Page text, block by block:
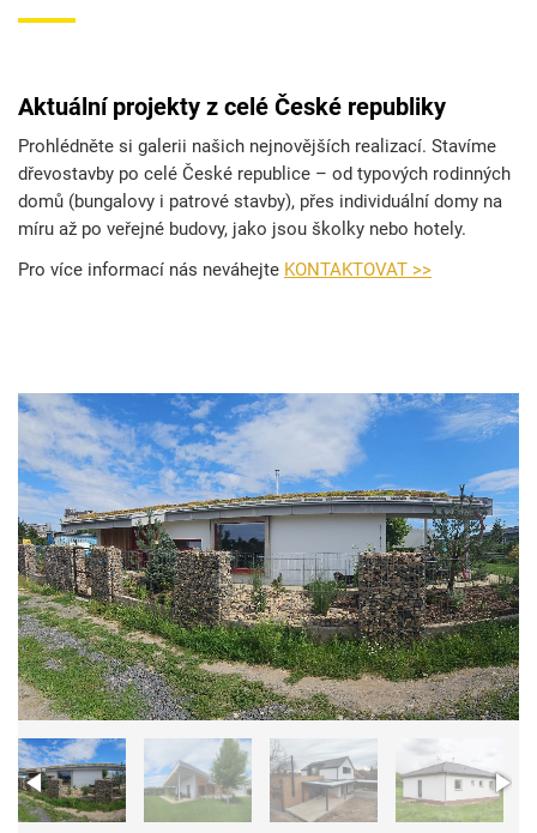
Aktuální projekty z celé České republiky
Prohlédněte si galerii našich nejnovějších realizací. Stavíme
dřevostavby po celé České republice – od typových rodinných
domů (bungalovy i patrové stavby), přes individuální domy na
míru až po veřejné budovy, jako jsou školky nebo hotely.
Pro více informací nás neváhejte KONTAKTOVAT >>